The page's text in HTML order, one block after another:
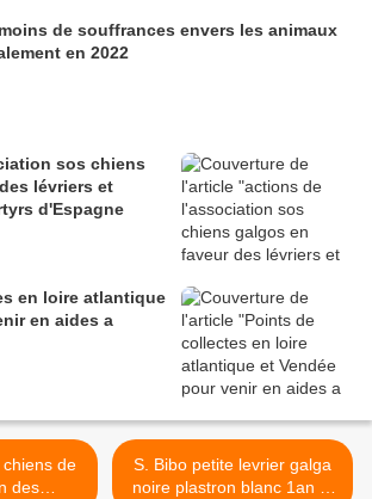
de souffrances envers les animaux
en 2022
sos chiens
lévriers et
d'Espagne
en loire atlantique
en aides a
des
S. Bibo petite levrier galga
noire plastron blanc 1an et